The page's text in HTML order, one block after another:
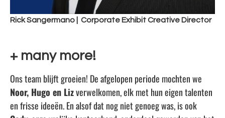
Rick Sangermano | Corporate Exhibit Creative Director
+ many more!
Ons team blijft groeien! De afgelopen periode mochten we
Noor, Hugo en Lizverwelkomen, elk met hun eigen talenten
en frisse ideeën. En alsof dat nog niet genoeg was, is ook